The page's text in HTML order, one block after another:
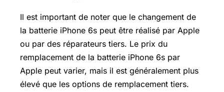
Il est important de noter que le changement de
la batterie iPhone 6s peut être réalisé par Apple
ou par des réparateurs tiers. Le prix du
remplacement de la batterie iPhone 6s par
Apple peut varier, mais il est généralement plus
élevé que les options de remplacement tiers.